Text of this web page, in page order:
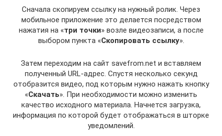
Сначала скопируем ссылку на нужный ролик. Через
мобильное приложение это делается посредством
нажатия на «три точки» возле видеозаписи, а после
выбором пункта «Скопировать ссылку».
Затем переходим на сайт savefrom.net и вставляем
полученный URL-адрес. Спустя несколько секунд
отобразится видео, под которым нужно нажать кнопку
«Скачать». При необходимости можно изменить
качество исходного материала. Начнется загрузка,
информация по которой будет отображаться в шторке
уведомлений.